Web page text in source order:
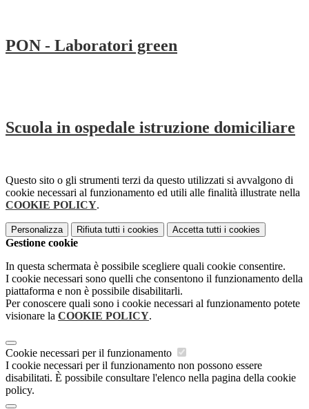
PON - Laboratori green
Scuola in ospedale istruzione domiciliare
Questo sito o gli strumenti terzi da questo utilizzati si avvalgono di
cookie necessari al funzionamento ed utili alle finalità illustrate nella
COOKIE POLICY.
Personalizza Rifiuta tutti i cookies Accetta tutti i cookies
Gestione cookie
In questa schermata è possibile scegliere quali cookie consentire.
I cookie necessari sono quelli che consentono il funzionamento della
piattaforma e non è possibile disabilitarli.
Per conoscere quali sono i cookie necessari al funzionamento potete
visionare la COOKIE POLICY.
Cookie necessari per il funzionamento
I cookie necessari per il funzionamento non possono essere
disabilitati. È possibile consultare l'elenco nella pagina della cookie
policy.